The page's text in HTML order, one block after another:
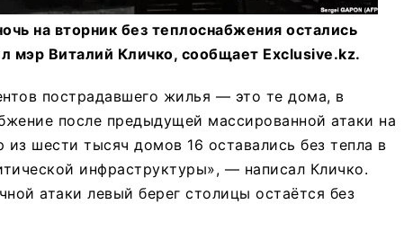
на вторник без теплоснабжения остались
мэр Виталий Кличко, сообщает Exclusive.kz.
пострадавшего жилья — это те дома, в
после предыдущей массированной атаки на
шести тысяч домов 16 оставались без тепла в
инфраструктуры», — написал Кличко.
атаки левый берег столицы остаётся без